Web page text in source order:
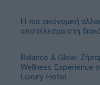
Η πιο οικονομική
αποτέλεσμα στη
Balance & Glow:
Wellness Experience
Luxury Hotel